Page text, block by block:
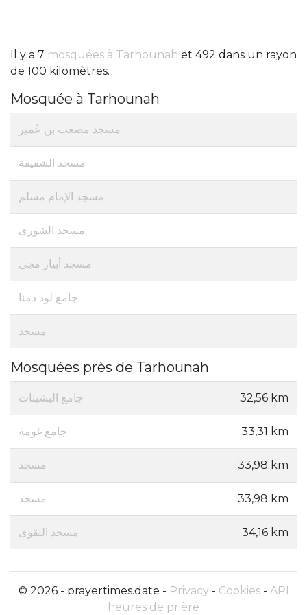
Il y a 7 mosquées à Tarhounah et 492 dans un rayon
de 100 kilomètres.
Mosquée à Tarhounah
مسجد مصعب بن عُمير
مسجد الشقيقة
مسجد الإمام مسلم
مسجد الشورى
مسجد أبيار مجي
جامع لود دمنا
مسجد
Mosquées près de Tarhounah
جامع البشينات 32,56 km
جامع غومة 33,31 km
مسجد 33,98 km
مسجد 33,98 km
مسجد التقوى 34,16 km
© 2026 - prayertimes.date - Privacy- Cookies- API
heures de prière